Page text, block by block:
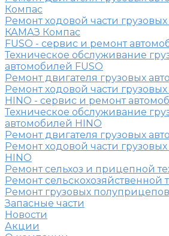
Компас
Ремонт ходовой части
КАМАЗ Компас
FUSO - сервис и ремонт
Техническое обслуживание
автомобилей FUSO
Ремонт двигателя грузовых
Ремонт ходовой части
HINO - сервис и ремонт
Техническое обслуживание
автомобилей HINO
Ремонт двигателя грузовых
Ремонт ходовой части
HINO
Ремонт сельхоз и прицепной
Ремонт сельскохозяйственной
Ремонт грузовых
Запасные части
Новости
Акции